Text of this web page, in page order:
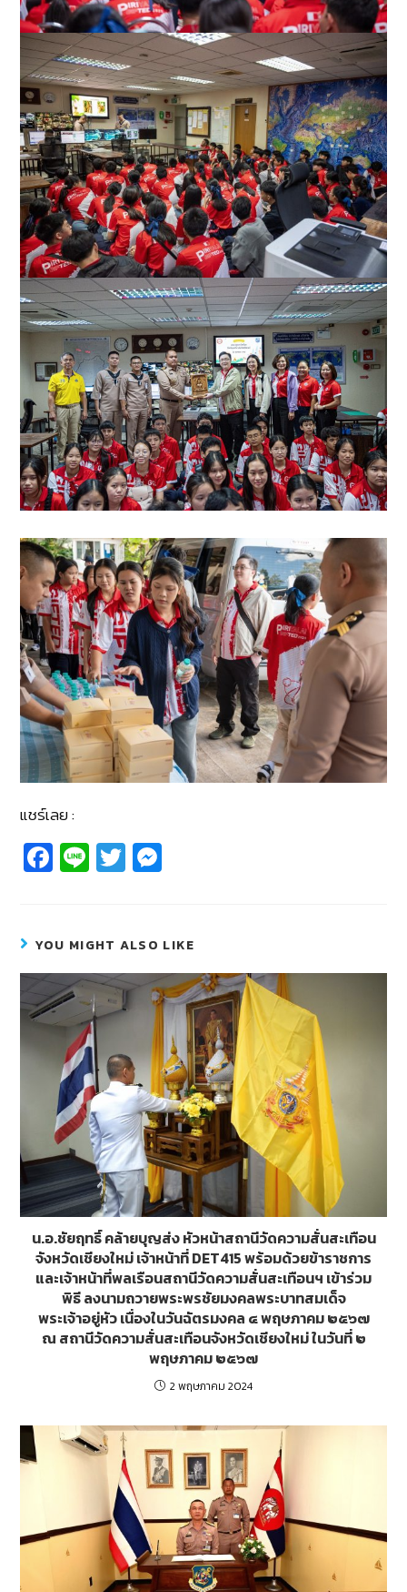
แชร์เลย :
Fa
c
b
o
o
k
Li
n
T
wi
er e
n
g
er
YOU MIGHT ALSO LIKE
น.อ.ชัยฤทธิ์ คล้ายบุญส่ง หัวหน้าสถานีวัดความสั่นสะเทือน
จังหวัดเชียงใหม่ เจ้าหน้าที่ DET415 พร้อมด้วยข้าราชการ
และเจ้าหน้าที่พลเรือนสถานีวัดความสั่นสะเทือนฯ เข้าร่วม
พิธี ลงนามถวายพระพรชัยมงคลพระบาทสมเด็จ
พระเจ้าอยู่หัว เนื่องในวันฉัตรมงคล ๔ พฤษภาคม ๒๕๖๗
ณ สถานีวัดความสั่นสะเทือนจังหวัดเชียงใหม่ ในวันที่ ๒
พฤษภาคม ๒๕๖๗
2 พฤษภาคม 2024